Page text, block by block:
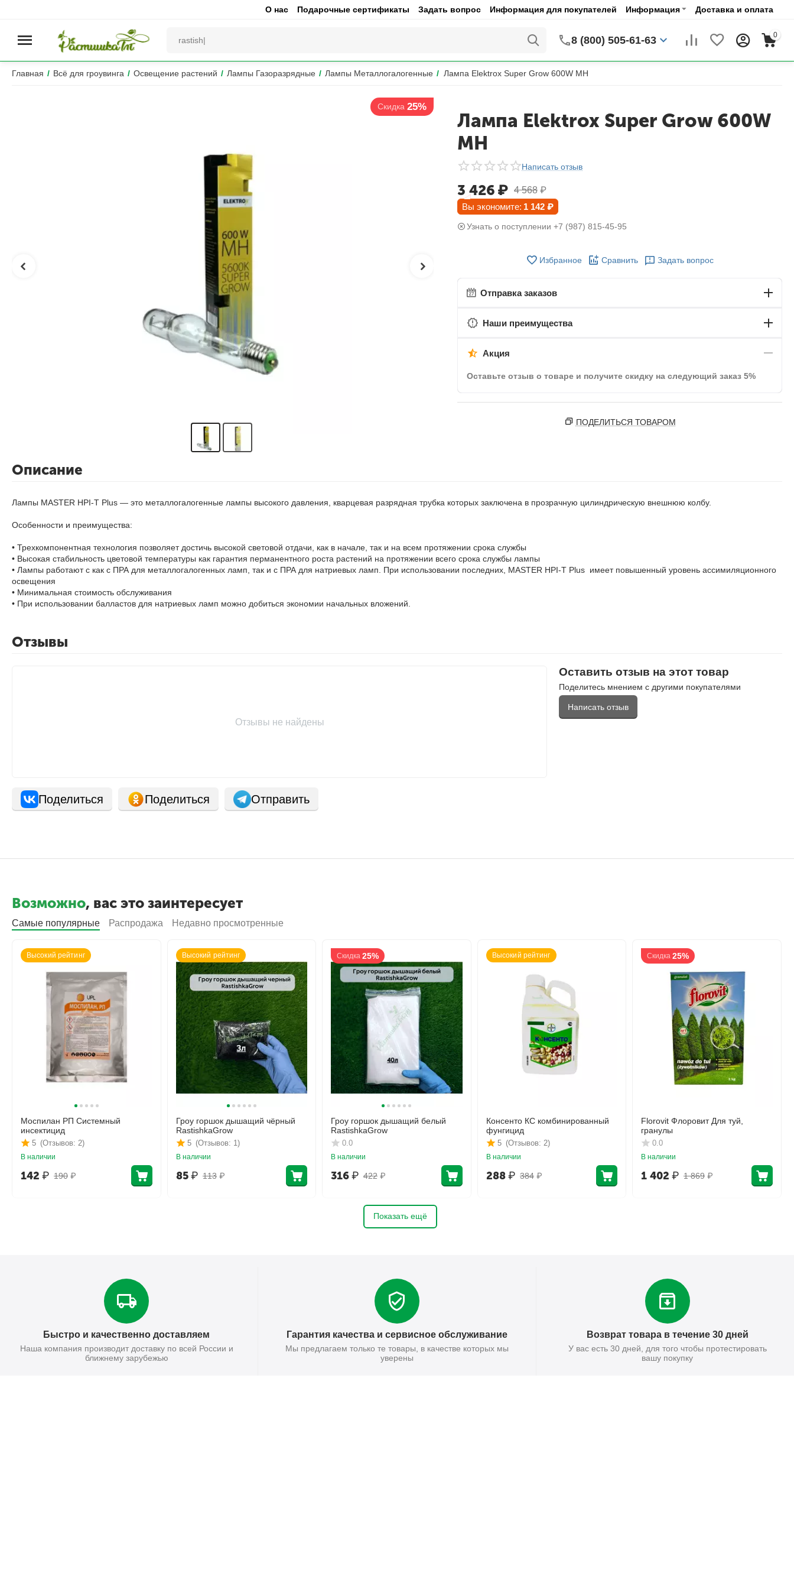
О нас Подарочные сертификаты Задать вопрос Информация для покупателей Информация Доставка и оплата
8 (800) 505-61-63 0
Главная / Всё для гроувинга / Освещение растений / Лампы Газоразрядные / Лампы Металлогалогенные / Лампа Elektrox Super Grow 600W MH
Лампа Elektrox Super Grow 600W
MH
Написать отзыв
3 426 ₽ 4 568 ₽
Вы экономите: 1 142 ₽
Узнать о поступлении +7 (987) 815-45-95
Избранное Сравнить Задать вопрос
Отправка заказов
Наши преимущества
Акция
Оставьте отзыв о товаре и получите скидку на следующий заказ 5%
ПОДЕЛИТЬСЯ ТОВАРОМ
Описание
Лампы MASTER HPI-T Plus — это металлогалогенные лампы высокого давления, кварцевая разрядная трубка которых заключена в прозрачную цилиндрическую внешнюю колбу.
Особенности и преимущества:
• Трехкомпонентная технология позволяет достичь высокой световой отдачи, как в начале, так и на всем протяжении срока службы
• Высокая стабильность цветовой температуры как гарантия перманентного роста растений на протяжении всего срока службы лампы
• Лампы работают с как с ПРА для металлогалогенных ламп, так и с ПРА для натриевых ламп. При использовании последних, MASTER HPI-T Plus имеет повышенный уровень ассимиляционного
освещения
• Минимальная стоимость обслуживания
• При использовании балластов для натриевых ламп можно добиться экономии начальных вложений.
Отзывы
Отзывы не найдены
Оставить отзыв на этот товар
Поделитесь мнением с другими покупателями
Написать отзыв
Поделиться Поделиться Отправить
Возможно, вас это заинтересует
Самые популярные Распродажа Недавно просмотренные
Высокий рейтинг
Моспилан РП Системный
инсектицид
(Отзывов: 2)
5
В наличии
190 ₽
142 ₽
Высокий рейтинг
Гроу горшок дышащий чёрный
RastishkaGrow
(Отзывов: 1)
5
В наличии
113 ₽
85 ₽
Скидка 25%
Гроу горшок дышащий белый
RastishkaGrow
0.0
В наличии
422 ₽
316₽
Высокий рейтинг
Консенто КС комбинированный
фунгицид
(Отзывов: 2)
5
В наличии
384 ₽
288₽
Скидка 25%
Florovit Флоровит Для туй,
гранулы
0.0
В наличии
1 869 ₽
1 402 ₽
Показать ещё
Быстро и качественно доставляем
Наша компания производит доставку по всей России и
ближнему зарубежью
Гарантия качества и сервисное обслуживание
Мы предлагаем только те товары, в качестве которых мы
уверены
Возврат товара в течение 30 дней
У вас есть 30 дней, для того чтобы протестировать
вашу покупку